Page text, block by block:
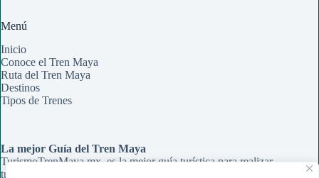
Menú
Inicio
Conoce el Tren Maya
Ruta del Tren Maya
Destinos
Tipos de Trenes
La mejor Guía del Tren Maya
TurismoTrenMaya.mx, es la mejor guía turística para realizar
tu recorrido en el Tren Maya. Aqui encontrarás Rutas,